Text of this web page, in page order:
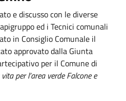
e discusso con le diverse
ed i Tecnici comunali
in Consiglio Comunale il
approvato dalla Giunta
per il Comune di
per l’area verde Falcone e